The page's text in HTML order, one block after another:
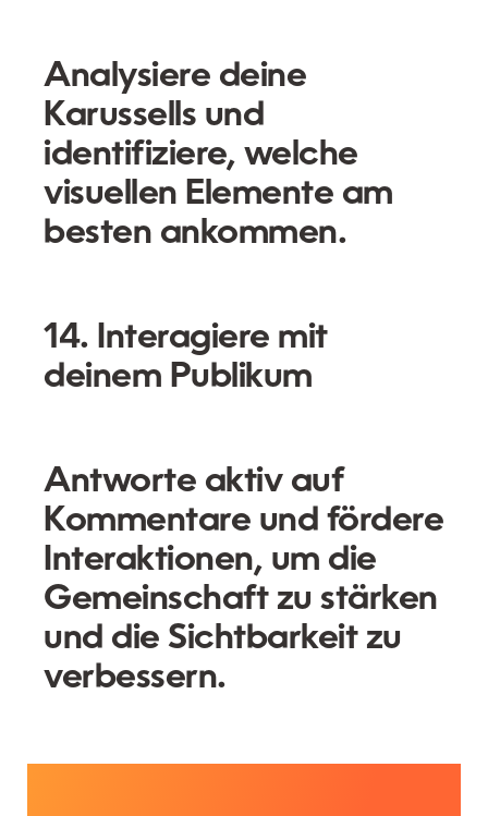
Analysiere deine
Karussells und
identifiziere, welche
visuellen Elemente am
besten ankommen.
14. Interagiere mit
deinem Publikum
Antworte aktiv auf
Kommentare und fördere
Interaktionen, um die
Gemeinschaft zu stärken
und die Sichtbarkeit zu
verbessern.